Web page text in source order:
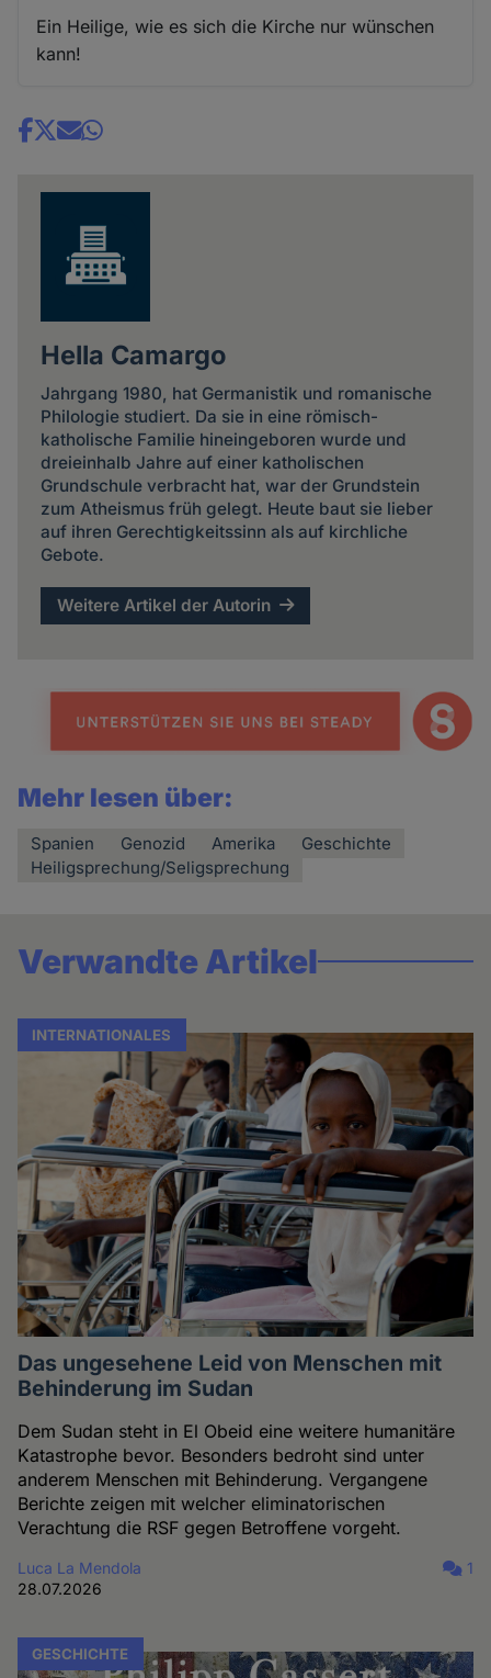
Ein Heilige, wie es sich die Kirche nur wünschen
kann!
Share
Hella Camargo
Jahrgang 1980, hat Germanistik und romanische
Philologie studiert. Da sie in eine römisch-
katholische Familie hineingeboren wurde und
dreieinhalb Jahre auf einer katholischen
Grundschule verbracht hat, war der Grundstein
zum Atheismus früh gelegt. Heute baut sie lieber
auf ihren Gerechtigkeitssinn als auf kirchliche
Gebote.
Weitere Artikel der Autorin
Mehr lesen über:
Spanien Genozid Amerika
Geschichte
Heiligsprechung/Seligsprechung
Verwandte Artikel
INTERNATIONALES
Das ungesehene Leid von Menschen mit
Behinderung im Sudan
Dem Sudan steht in El Obeid eine weitere humanitäre
Katastrophe bevor. Besonders bedroht sind unter
anderem Menschen mit Behinderung. Vergangene
Berichte zeigen mit welcher eliminatorischen
Verachtung die RSF gegen Betroffene vorgeht.
Luca La Mendola
28.07.2026
1
GESCHICHTE